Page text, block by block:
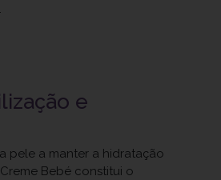
e
pele a manter a hidratação
Bebé constitui o